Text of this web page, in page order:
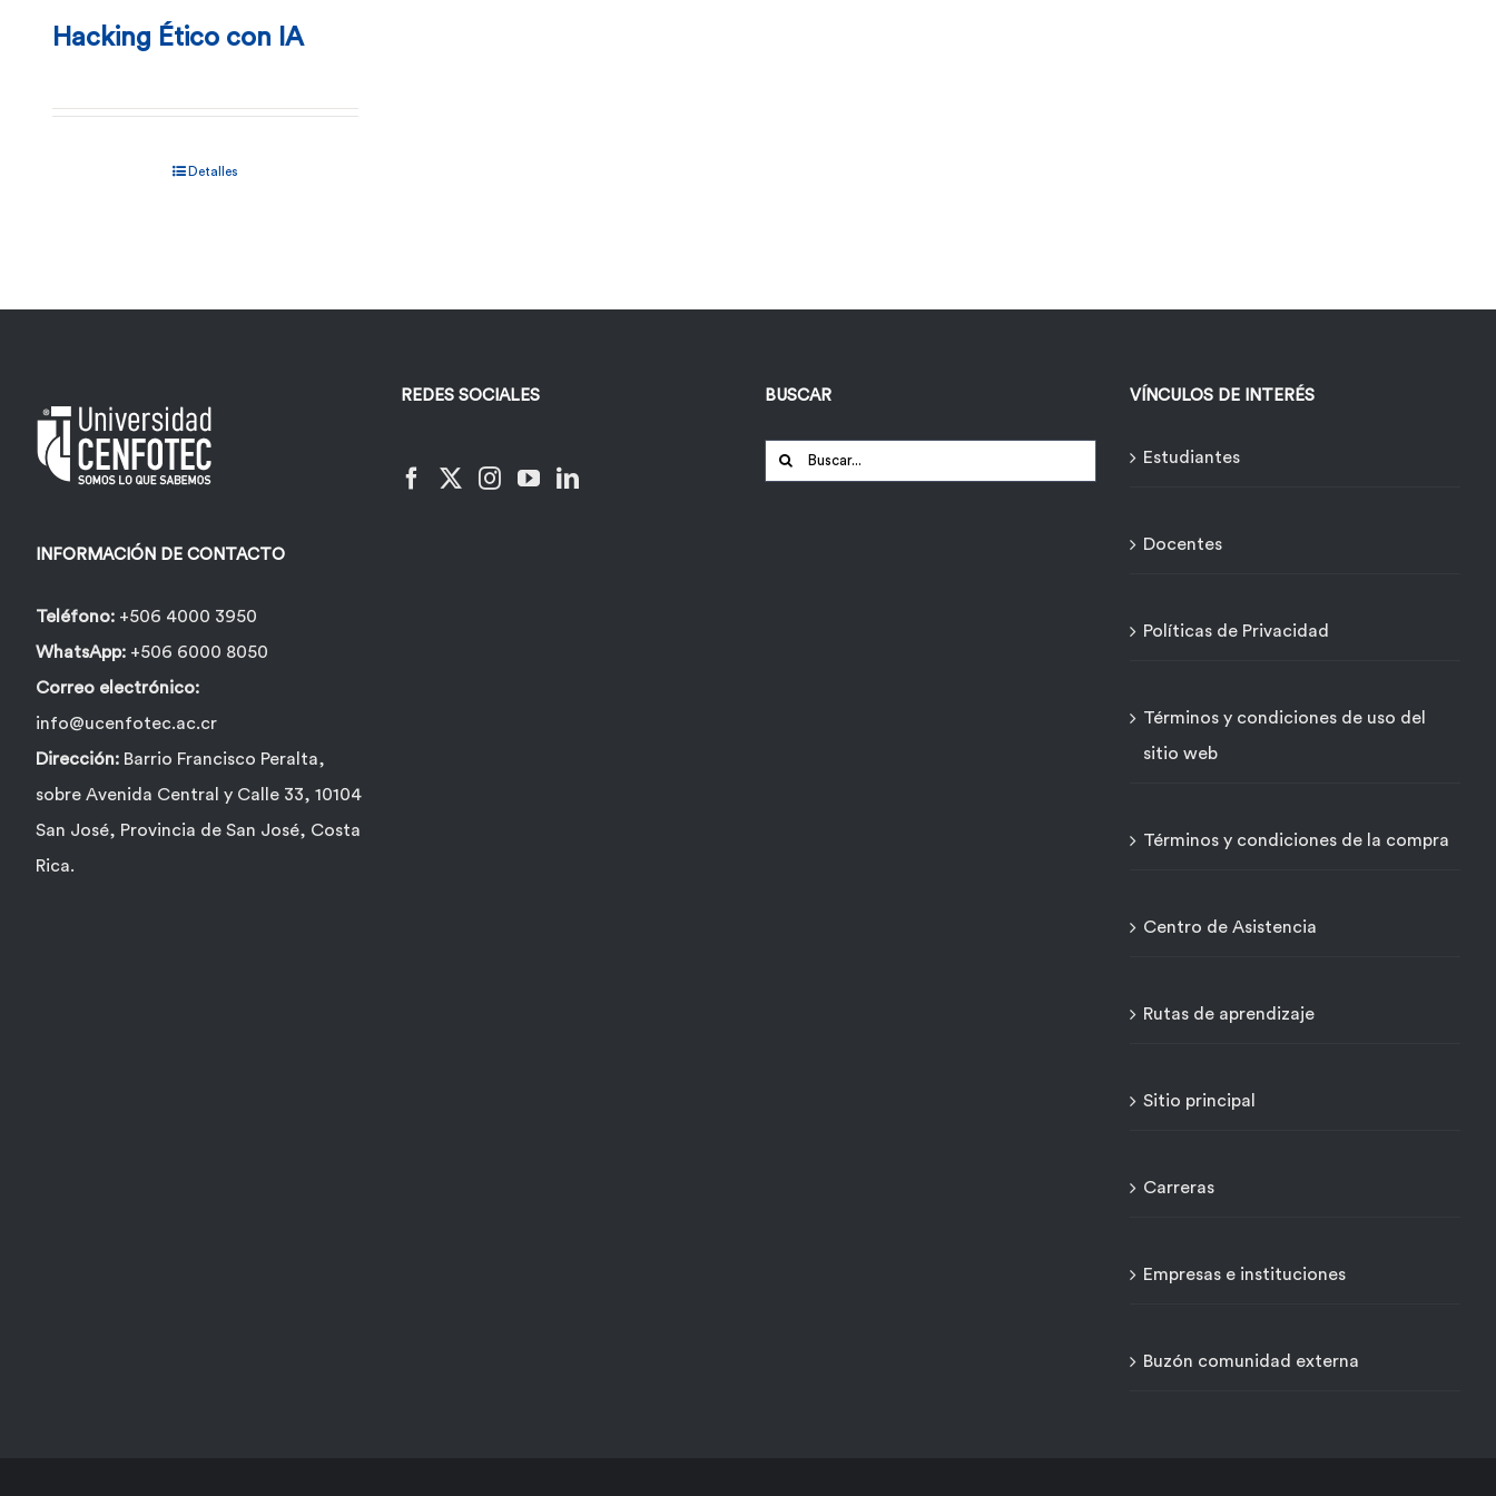
Hacking Ético con IA
Detalles
INFORMACIÓN DE CONTACTO
Teléfono: +506 4000 3950
WhatsApp: +506 6000 8050
Correo electrónico:
info@ucenfotec.ac.cr
Dirección: Barrio Francisco Peralta,
sobre Avenida Central y Calle 33, 10104
San José, Provincia de San José, Costa
Rica.
REDES SOCIALES BUSCAR
Buscar:
VÍNCULOS DE INTERÉS
Estudiantes
Docentes
Políticas de Privacidad
Términos y condiciones de uso del
sitio web
Términos y condiciones de la compra
Centro de Asistencia
Rutas de aprendizaje
Sitio principal
Carreras
Empresas e instituciones
Buzón comunidad externa